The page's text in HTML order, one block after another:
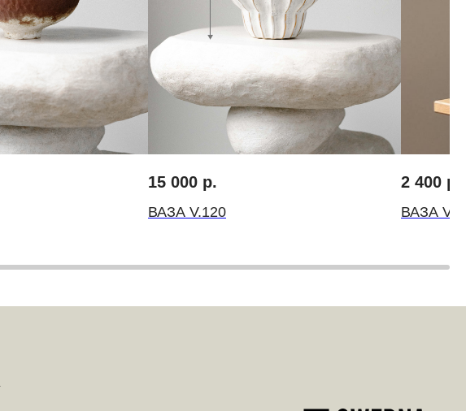
15 000 р.
ВАЗА V.120
2 400 р.
ВАЗА
FLOWERNA ® Все права защищены
ИП Крылов Михаил Михайлович